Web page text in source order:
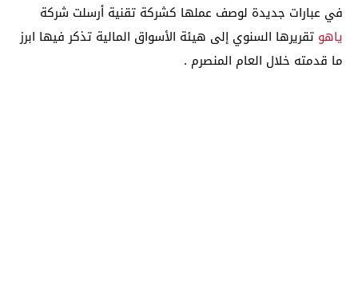
في عبارات جديدة لوصف عملها كشركة تقنية أرسلت شركة
ياهو تقريرها السنوي إلى هيئة الأسواق المالية تذكر فيها ابرز
ما قدمته خلال العام المنصرم .